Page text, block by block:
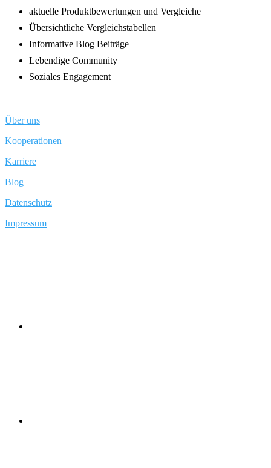
aktuelle Produktbewertungen und Vergleiche
Übersichtliche Vergleichstabellen
Informative Blog Beiträge
Lebendige Community
Soziales Engagement
Über uns
Kooperationen
Karriere
Blog
Datenschutz
Impressum